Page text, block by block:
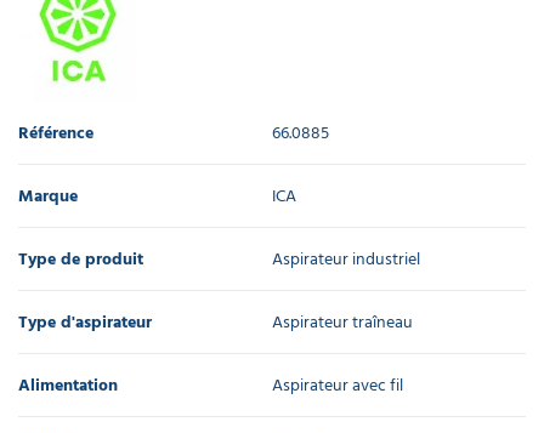
Référence 66.0885
Marque ICA
Type de produit Aspirateur industriel
Type d'aspirateur Aspirateur traîneau
Alimentation Aspirateur avec fil